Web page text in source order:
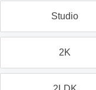
Studio
2K